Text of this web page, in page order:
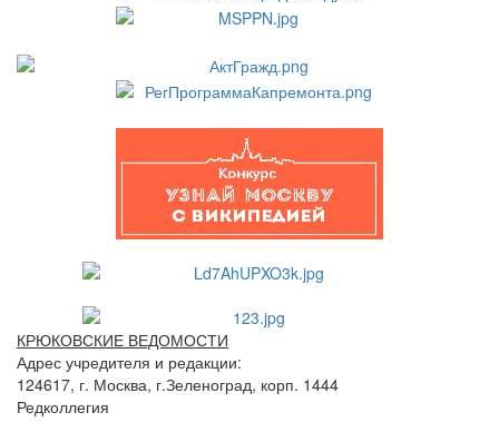
КРЮКОВСКИЕ ВЕДОМОСТИ
Адрес учредителя и редакции:
124617, г. Москва, г.Зеленоград, корп. 1444
Редколлегия